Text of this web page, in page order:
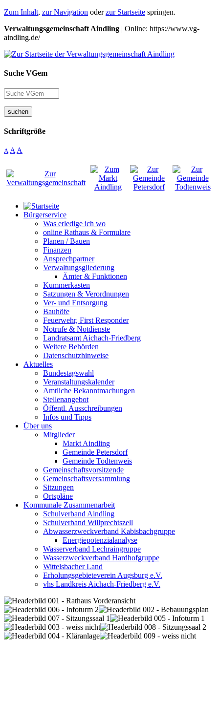
Zum Inhalt, zur Navigation oderzur Startseite springen.
Verwaltungsgemeinschaft Aindling | Online: https://www.vg-
aindling.de/
Suche VGem
suchen
Schriftgröße
A A A
Bürgerservice
Was erledige ich wo
online Rathaus & Formulare
Planen / Bauen
Finanzen
Ansprechpartner
Verwaltungsgliederung
Ämter & Funktionen
Kummerkasten
Satzungen & Verordnungen
Ver- und Entsorgung
Bauhöfe
Feuerwehr, First Responder
Notrufe & Notdienste
Landratsamt Aichach-Friedberg
Weitere Behörden
Datenschutzhinweise
Aktuelles
Bundestagswahl
Veranstaltungskalender
Amtliche Bekanntmachungen
Stellenangebot
Öffentl. Ausschreibungen
Infos und Tipps
Über uns
Mitglieder
Markt Aindling
Gemeinde Petersdorf
Gemeinde Todtenweis
Gemeinschaftsvorsitzende
Gemeinschaftsversammlung
Sitzungen
Ortspläne
Kommunale Zusammenarbeit
Schulverband Aindling
Schulverband Willprechtszell
Abwasserzweckverband Kabisbachgruppe
Energiepotenzialanalyse
Wasserverband Lechraingruppe
Wasserzweckverband Hardhofgruppe
Wittelsbacher Land
Erholungsgebieteverein Augsburg e.V.
vhs Landkreis Aichach-Friedberg e.V.